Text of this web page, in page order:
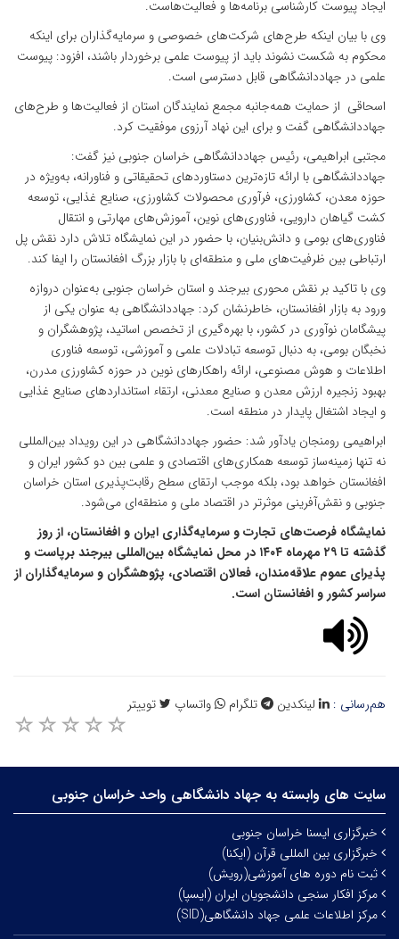
ایجاد پیوست کارشناسی برنامه‌ها و فعالیت‌هاست.
وی با بیان اینکه طرح‌های شرکت‌های خصوصی و سرمایه‌گذاران برای اینکه
محکوم به شکست نشوند باید از پیوست علمی برخوردار باشند، افزود: پیوست
علمی در جهاددانشگاهی قابل دسترسی است.
اسحاقی از حمایت‌ همه‌جانبه مجمع نمایندگان استان از فعالیت‌ها و طرح‌های
جهاددانشگاهی گفت و برای این نهاد آرزوی موفقیت کرد.
مجتبی ابراهیمی، رئیس جهاددانشگاهی خراسان جنوبی نیز گفت:
جهاددانشگاهی با ارائه تازه‌ترین دستاوردهای تحقیقاتی و فناورانه، به‌ویژه در
حوزه معدن، کشاورزی، فرآوری محصولات کشاورزی، صنایع غذایی، توسعه
کشت گیاهان دارویی، فناوری‌های نوین، آموزش‌های مهارتی و انتقال
فناوری‌های بومی و دانش‌بنیان، با حضور در این نمایشگاه تلاش دارد نقش پل
ارتباطی بین ظرفیت‌های ملی و منطقه‌ای با بازار بزرگ افغانستان را ایفا کند.
وی با تاکید بر نقش محوری بیرجند و استان خراسان جنوبی به‌عنوان دروازه
ورود به بازار افغانستان، خاطرنشان کرد: جهاددانشگاهی به عنوان یکی از
پیشگامان نوآوری در کشور، با بهره‌گیری از تخصص اساتید، پژوهشگران و
نخبگان بومی، به دنبال توسعه تبادلات علمی و آموزشی، توسعه فناوری
اطلاعات و هوش مصنوعی، ارائه راهکارهای نوین در حوزه کشاورزی مدرن،
بهبود زنجیره ارزش معدن و صنایع معدنی، ارتقاء استانداردهای صنایع غذایی
و ایجاد اشتغال پایدار در منطقه است.
ابراهیمی رومنجان یادآور شد: حضور جهاددانشگاهی در این رویداد بین‌المللی
نه تنها زمینه‌ساز توسعه همکاری‌های اقتصادی و علمی بین دو کشور ایران و
افغانستان خواهد بود، بلکه موجب ارتقای سطح رقابت‌پذیری استان خراسان
جنوبی و نقش‌آفرینی موثرتر در اقتصاد ملی و منطقه‌ای می‌شود.
نمایشگاه فرصت‌های تجارت و سرمایه‌گذاری ایران و افغانستان، از روز
گذشته تا ۲۹ مهرماه ۱۴۰۴ در محل نمایشگاه بین‌المللی بیرجند برپاست و
پذیرای عموم علاقه‌مندان، فعالان اقتصادی، پژوهشگران و سرمایه‌گذاران از
سراسر کشور و افغانستان است.
هم‌رسانی : لینکدین تلگرام واتساپ توییتر
سایت های وابسته به جهاد دانشگاهی واحد خراسان جنوبی
خبرگزاری ایسنا خراسان جنوبی
خبرگزاری بین المللی قرآن (ایکنا)
ثبت نام دوره های آموزشی(رویش)
مرکز افکار سنجی دانشجویان ایران (ایسپا)
مرکز اطلاعات علمی جهاد دانشگاهی(SID)